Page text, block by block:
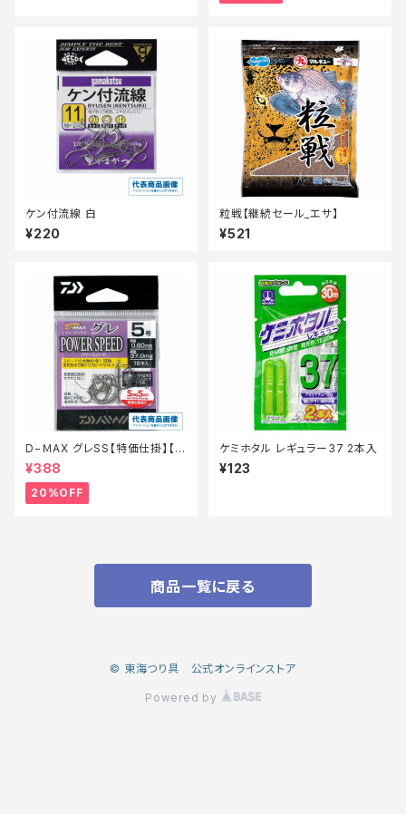
ケン付流線 白
¥220
粒戦【継続セール_エサ】
¥521
D−ＭAX グレSS【特価仕掛】【2
0】
¥388
20%OFF
ケミホタル レギュラー37 2本入
¥123
商品一覧に戻る
© 東海つり具 公式オンラインストア
Powered by